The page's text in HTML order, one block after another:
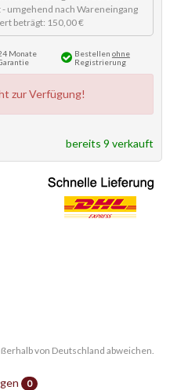
umgehend nach Wareneingang
beträgt: 150,00 €
Monate
Bestellen ohne
Registrierung
zur Verfügung!
bereits 9 verkauft
von Deutschland abweichen.
0